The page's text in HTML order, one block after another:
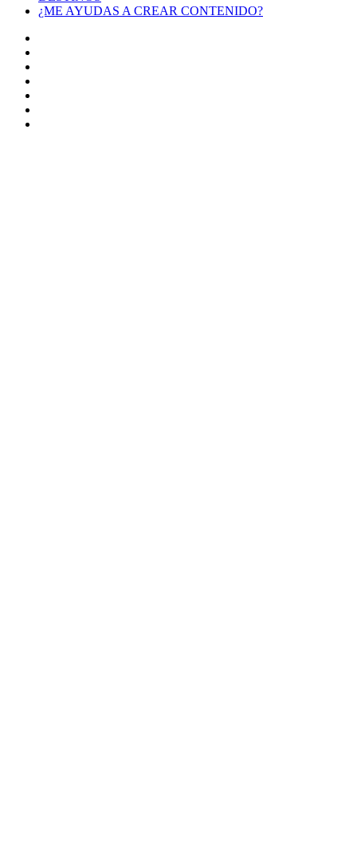
¿ME AYUDAS A CREAR CONTENIDO?